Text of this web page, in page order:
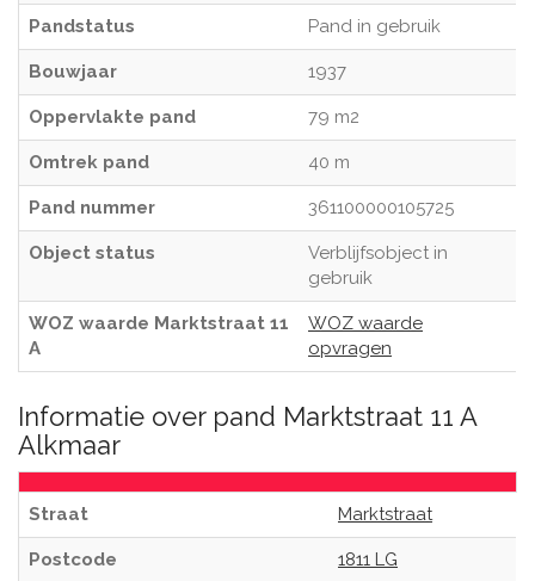
Pandstatus Pand in gebruik
Bouwjaar 1937
Oppervlakte pand 79 m2
Omtrek pand 40 m
Pand nummer 361100000105725
Object status
Verblijfsobject in
gebruik
WOZ waarde Marktstraat 11
A
WOZ waarde
opvragen
Informatie over pand Marktstraat 11 A
Alkmaar
Straat Marktstraat
Postcode 1811 LG